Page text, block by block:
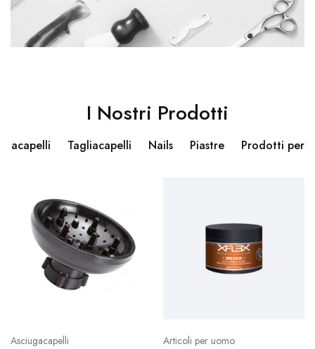
I Nostri Prodotti
Tagliacapelli Nails Piastre Prodotti per
Asciugacapelli Articoli per uomo